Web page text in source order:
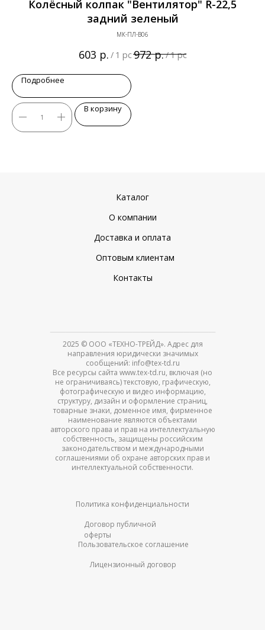
Колёсный колпак "Вентилятор" R-22,5
задний зеленый
МК-ПЛ-В06
603 р. / 1 pc972 р./1 pc
Подробнее
В корзину
Каталог
О компании
Оптовым клиентам
Доставка и оплата
Контакты
2025 © ООО «ТЕХНО-ТРЕЙД». Адрес для
направления юридически значимых
сообщений: info@tex-td.ru
Все ресурсы сайта www.tex-td.ru, включая (но
не ограничиваясь) текстовую, графическую,
фотографическую и видео информацию,
структуру, дизайн и оформление страниц,
товарные знаки, доменное имя, фирменное
наименование являются объектами
авторского права и прав на интеллектуальную
собственность, защищены российским
законодательством и международными
соглашениями об охране авторских прав и
интеллектуальной собственности.
Пользовательское соглашение
Лицензионный договор
Договор публичной
оферты
Политика конфиденциальности